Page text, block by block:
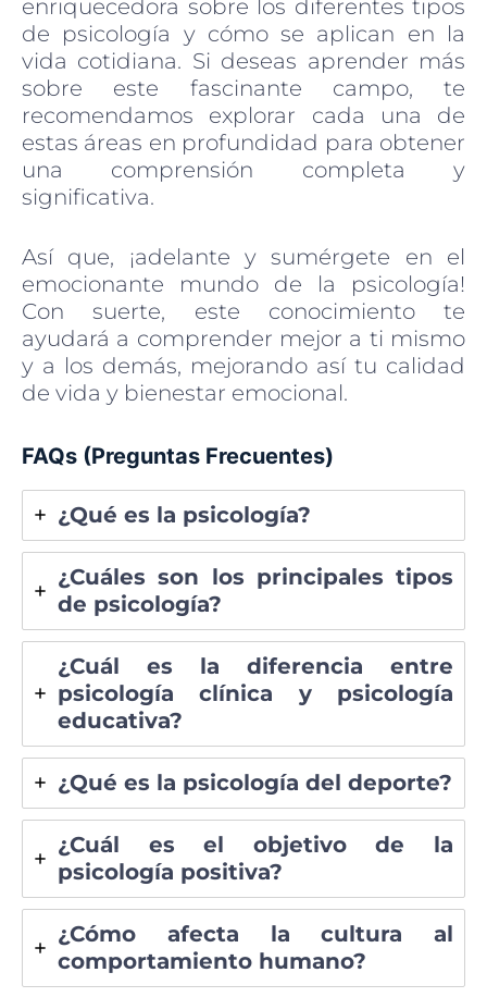
enriquecedora sobre los diferentes tipos
de psicología y cómo se aplican en la
vida cotidiana. Si deseas aprender más
sobre este fascinante campo, te
recomendamos explorar cada una de
estas áreas en profundidad para obtener
una comprensión completa y
significativa.
Así que, ¡adelante y sumérgete en el
emocionante mundo de la psicología!
Con suerte, este conocimiento te
ayudará a comprender mejor a ti mismo
y a los demás, mejorando así tu calidad
de vida y bienestar emocional.
FAQs (Preguntas Frecuentes)
¿Qué es la psicología?
¿Cuáles son los principales tipos
de psicología?
¿Cuál es la diferencia entre
psicología clínica y psicología
educativa?
¿Qué es la psicología del deporte?
¿Cuál es el objetivo de la
psicología positiva?
¿Cómo afecta la cultura al
comportamiento humano?